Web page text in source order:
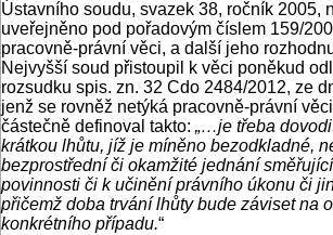
Ústavního soudu, svazek 38, ročník 2005,
uveřejněno pod pořadovým číslem 159/
pracovně-právní věci, a další jeho
Nejvyšší soud přistoupil k věci poněkud
rozsudku spis. zn. 32 Cdo 2484/2012, ze
jenž se rovněž netýká pracovně-právní
částečně definoval takto: „…je třeba
krátkou lhůtu, jíž je míněno bezodkladné,
bezprostřední či okamžité jednání
povinnosti či k učinění právního úkonu či
přičemž doba trvání lhůty bude záviset na
konkrétního případu.“